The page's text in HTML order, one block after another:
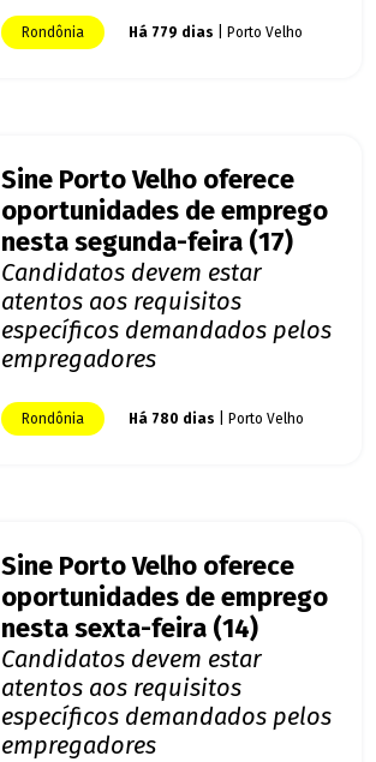
Rondônia Há 779 dias | Porto Velho
Sine Porto Velho oferece
oportunidades de emprego
nesta segunda-feira (17)
Candidatos devem estar
atentos aos requisitos
específicos demandados pelos
empregadores
Rondônia Há 780 dias | Porto Velho
Sine Porto Velho oferece
oportunidades de emprego
nesta sexta-feira (14)
Candidatos devem estar
atentos aos requisitos
específicos demandados pelos
empregadores